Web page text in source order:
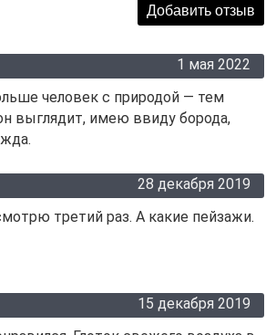
1 мая 2022
человек с природой — тем
выглядит, имею ввиду борода,
28 декабря 2019
третий раз. А какие пейзажи.
15 декабря 2019